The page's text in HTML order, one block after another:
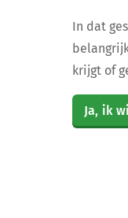
In dat
krijgt of
Ja, ik